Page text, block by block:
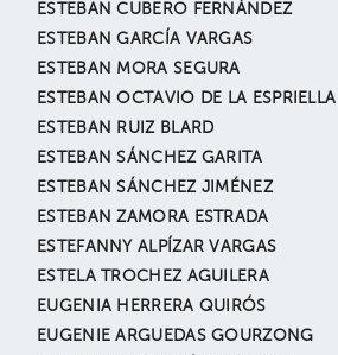
ESTEBAN CUBERO FERNÁNDEZ
ESTEBAN GARCÍA VARGAS
ESTEBAN MORA SEGURA
ESTEBAN OCTAVIO DE LA
ESTEBAN RUIZ BLARD
ESTEBAN SÁNCHEZ GARITA
ESTEBAN SÁNCHEZ JIMÉNEZ
ESTEBAN ZAMORA ESTRADA
ESTEFANNY ALPÍZAR VARGAS
ESTELA TROCHEZ AGUILERA
EUGENIA HERRERA QUIRÓS
EUGENIE ARGUEDAS GOURZONG